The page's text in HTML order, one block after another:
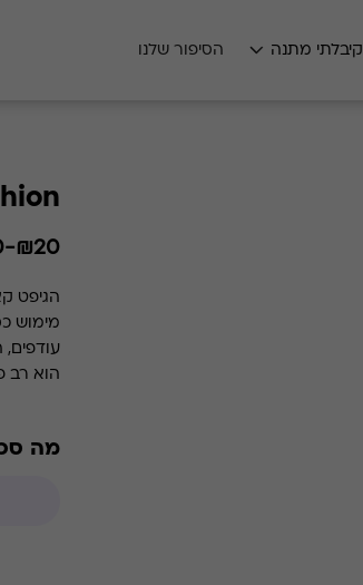
קיבלתי מתנה הסיפור שלנו
₪20-₪500
הגיפט
מימוש
הוא רב
מה